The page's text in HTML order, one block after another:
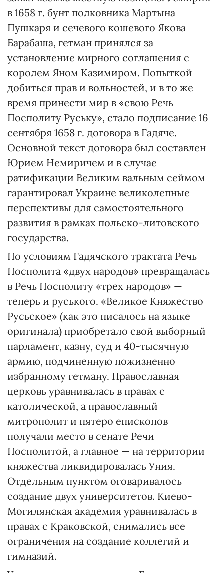
в 1658 г. бунт полковника Мартына
Пушкаря и сечевого кошевого Якова
Барабаша, гетман принялся за
установление мирного соглашения с
королем Яном Казимиром. Попыткой
добиться прав и вольностей, и в то же
время принести мир в «свою Речь
Поспoлиту Руську», стало подписание 16
сентября 1658 г. договора в Гадяче.
Основной текст договора был составлен
Юрием Немиричем и в случае
ратификации Великим вальным сеймом
гарантировал Украине великолепные
перспективы для самостоятельного
развития в рамках польско-литовского
государства.
По условиям Гадячского трактата Речь
Поспoлита «двух народов» превращалась
в Речь Посполиту «трех народов» —
теперь и руського. «Великое Княжество
Русьское» (как это писалось на языке
оригинала) приобретало свой выборный
парламент, казну, суд и 40-тысячную
армию, подчиненную пожизненно
избранному гетману. Православная
церковь уравнивалась в правах с
католической, а православный
митрополит и пятеро епископов
получали место в сенате Речи
Посполитой, а главное — на территории
княжества ликвидировалась Уния.
Отдельным пунктом оговаривалось
создание двух университетов. Киево-
Могилянская академия уравнивалась в
правах с Краковской, снимались все
ограничения на создание коллегий и
гимназий.